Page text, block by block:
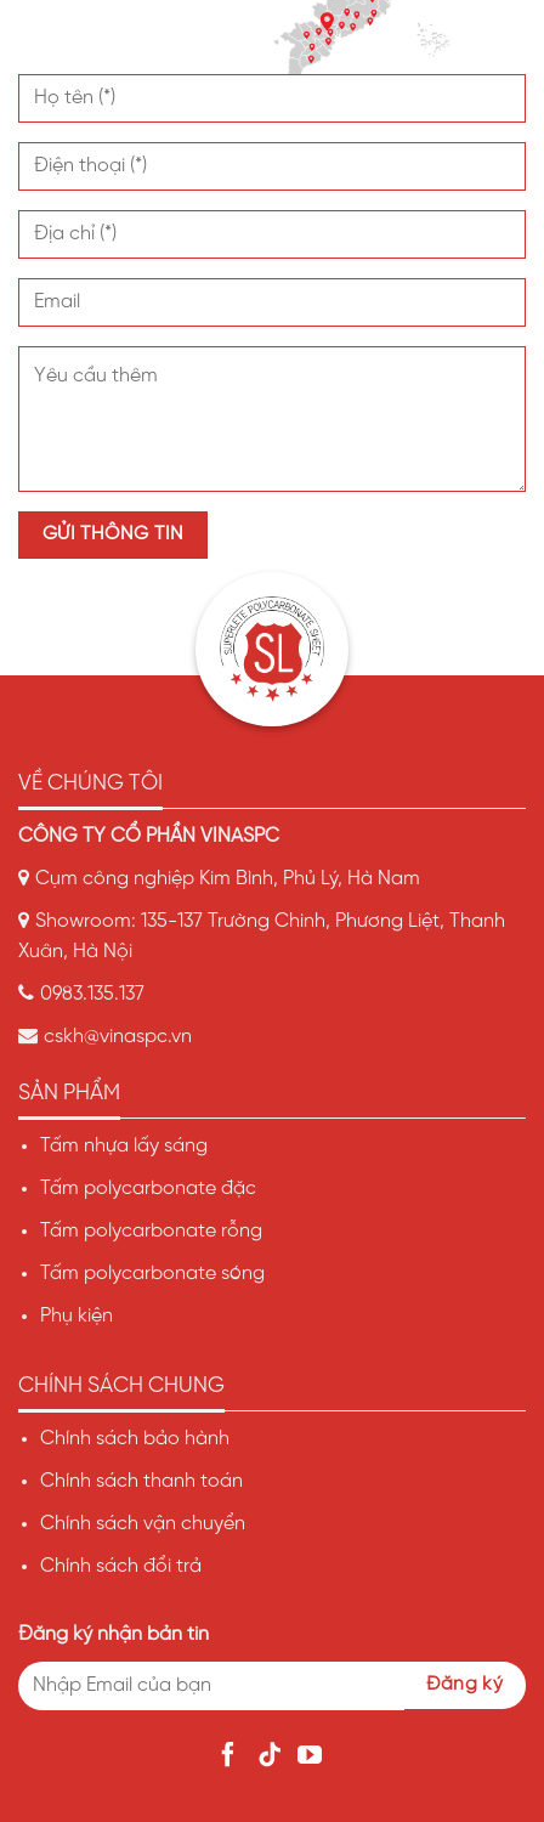
VỀ CHÚNG TÔI
CÔNG TY CỔ PHẦN VINASPC
Cụm công nghiệp Kim Bình, Phủ Lý, Hà Nam
Showroom: 135-137 Trường Chinh, Phương Liệt, Thanh
Xuân, Hà Nội
0983.135.137
cskh@vinaspc.vn
SẢN PHẨM
Tấm nhựa lấy sáng
Tấm polycarbonate đặc
Tấm polycarbonate rỗng
Tấm polycarbonate sóng
Phụ kiện
CHÍNH SÁCH CHUNG
Chính sách bảo hành
Chính sách thanh toán
Chính sách vận chuyển
Chính sách đổi trả
Đăng ký nhận bản tin